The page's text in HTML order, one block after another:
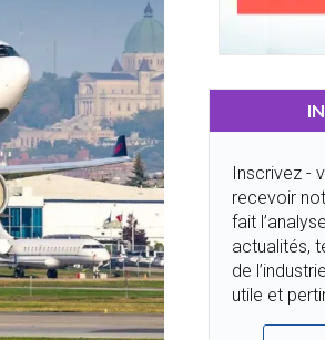
Inscrivez -
recevoir
fait
actualités,
de
utile et